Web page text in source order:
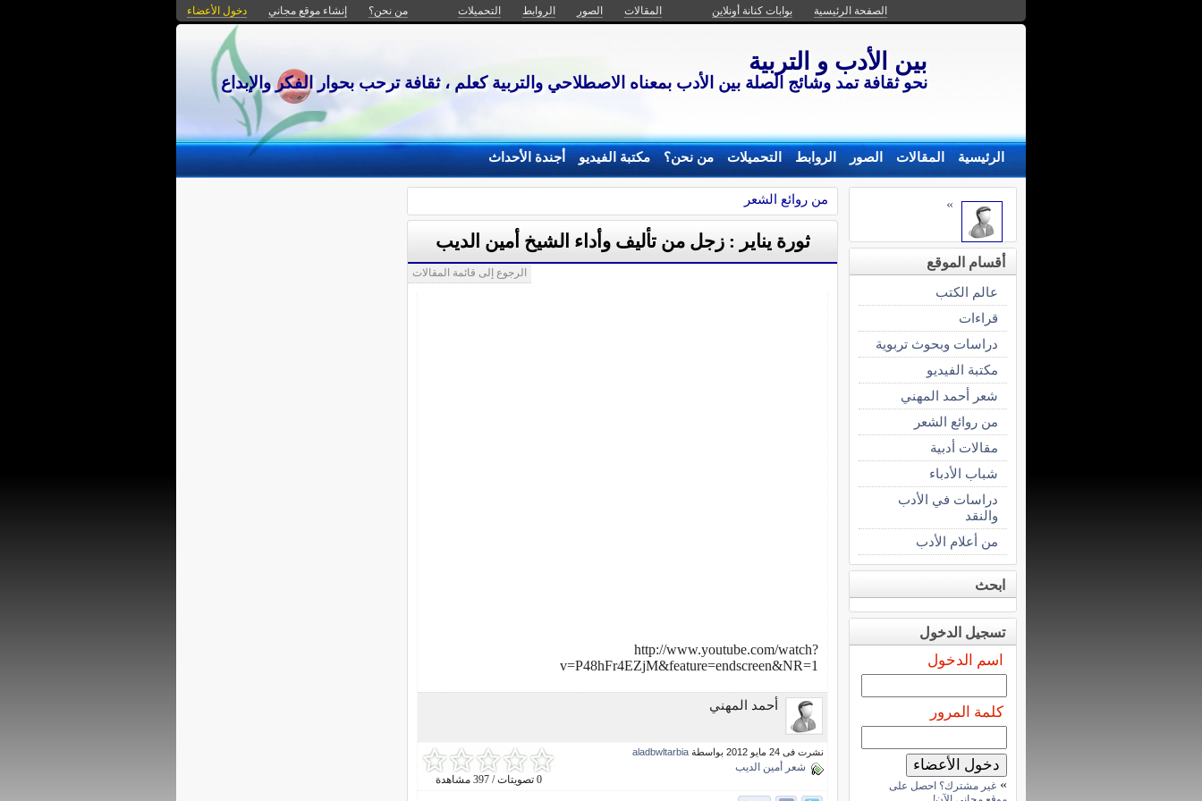
الصفحة الرئيسية بوابات كنانة أونلاين المقالات الصور الروابط التحميلات من نحن؟ إنشاء موقع مجاني دخول الأعضاء
بين الأدب و التربية
نحو ثقافة تمد وشائج الصلة بين الأدب بمعناه الاصطلاحي والتربية كعلم ، ثقافة ترحب بحوار الفكر والإبداع
الرئيسية المقالات الصور الروابط التحميلات من نحن؟ مكتبة الفيديو أجندة الأحداث
من روائع الشعر
ثورة يناير : زجل من تأليف وأداء الشيخ أمين الديب
الرجوع إلى قائمة المقالات
http://www.youtube.com/watch?
v=P48hFr4EZjM&feature=endscreen&NR=1
أحمد المهني
0 تصويتات / 397 مشاهدة
نشرت فى 24 مايو 2012 بواسطة aladbwltarbia
شعر أمين الديب
»
أقسام الموقع
عالم الكتب
قراءات
دراسات وبحوث تربوية
مكتبة الفيديو
شعر أحمد المهني
من روائع الشعر
مقالات أدبية
شباب الأدباء
دراسات في الأدب
والنقد
من أعلام الأدب
ابحث
تسجيل الدخول
اسم الدخول
كلمة المرور
» غير مشترك؟ احصل على